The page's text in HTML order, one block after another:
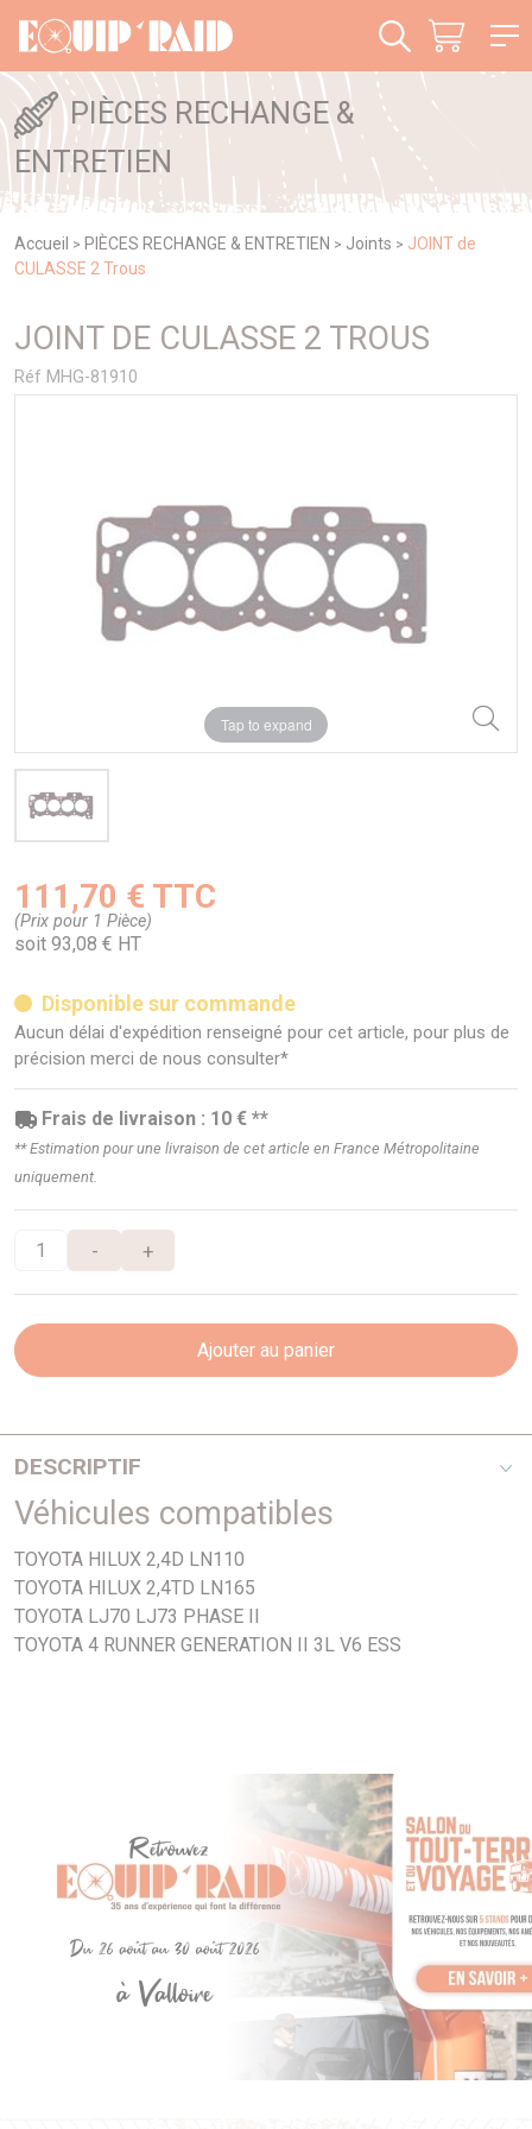
PIÈCES RECHANGE &
ENTRETIEN
Accueil > PIÈCES RECHANGE & ENTRETIEN > Joints > JOINT de
CULASSE 2 Trous
JOINT DE CULASSE 2 TROUS
Réf MHG-81910
Tap to expand
111,70 € TTC
(Prix pour 1 Pièce)
soit 93,08 € HT
Disponible sur commande
Aucun délai d'expédition renseigné pour cet article, pour plus de
précision merci de nous consulter*
Frais de livraison : 10 € **
** Estimation pour une livraison de cet article en France Métropolitaine
uniquement.
- +
Ajouter au panier
DESCRIPTIF
2 trous - Ajusa
Véhicules compatibles
TOYOTA HILUX 2,4D LN110
TOYOTA HILUX 2,4TD LN165
TOYOTA LJ70 LJ73 PHASE II
TOYOTA 4 RUNNER GENERATION II 3L V6 ESS
Panneau de gestion des cookies